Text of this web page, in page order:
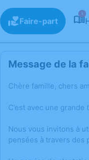
Faire-part
1
Message de la
Chère famille, chers
C’est avec une
Nous vous invitons à
pensées à travers des